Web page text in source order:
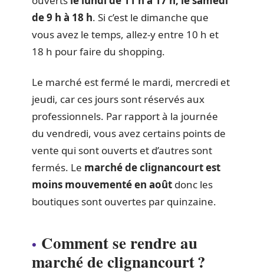
de 9 h à 18 h. Si c’est le dimanche que
vous avez le temps, allez-y entre 10 h et
18 h pour faire du shopping.
Le marché est fermé le mardi, mercredi et
jeudi, car ces jours sont réservés aux
professionnels. Par rapport à la journée
du vendredi, vous avez certains points de
vente qui sont ouverts et d’autres sont
fermés. Le marché de clignancourt est
moins mouvementé en août donc les
boutiques sont ouvertes par quinzaine.
Comment se rendre au
marché de clignancourt ?